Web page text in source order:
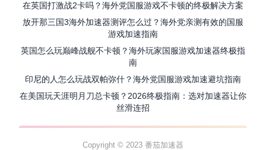
在英国打激战2卡吗？海外党国服游戏不卡顿的终极解决方案
放开那三国3海外加速器测评怎么过？海外党亲测有效的国服
游戏加速指南
英国怎么玩巅峰战舰不卡顿？海外玩家国服游戏加速器终极指
南
印尼的人怎么玩战双帕弥什？海外党国服游戏加速避坑指南
在美国玩天涯明月刀总卡顿？2026终极指南：选对加速器让你
丝滑连招
Copyright © 2023 番茄加速器